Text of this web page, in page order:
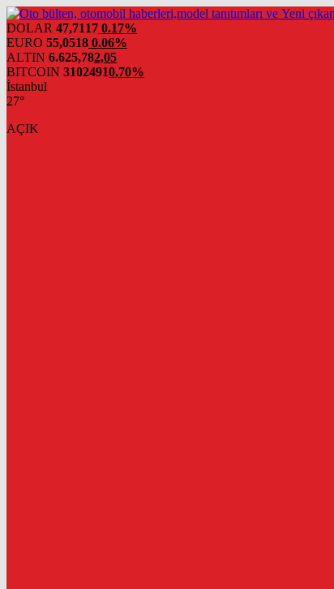
DOLAR 47,7117 0.17%
EURO 55,0518 0.06%
ALTIN 6.625,782,05
BITCOIN 31024910,70%
İstanbul
27°
AÇIK